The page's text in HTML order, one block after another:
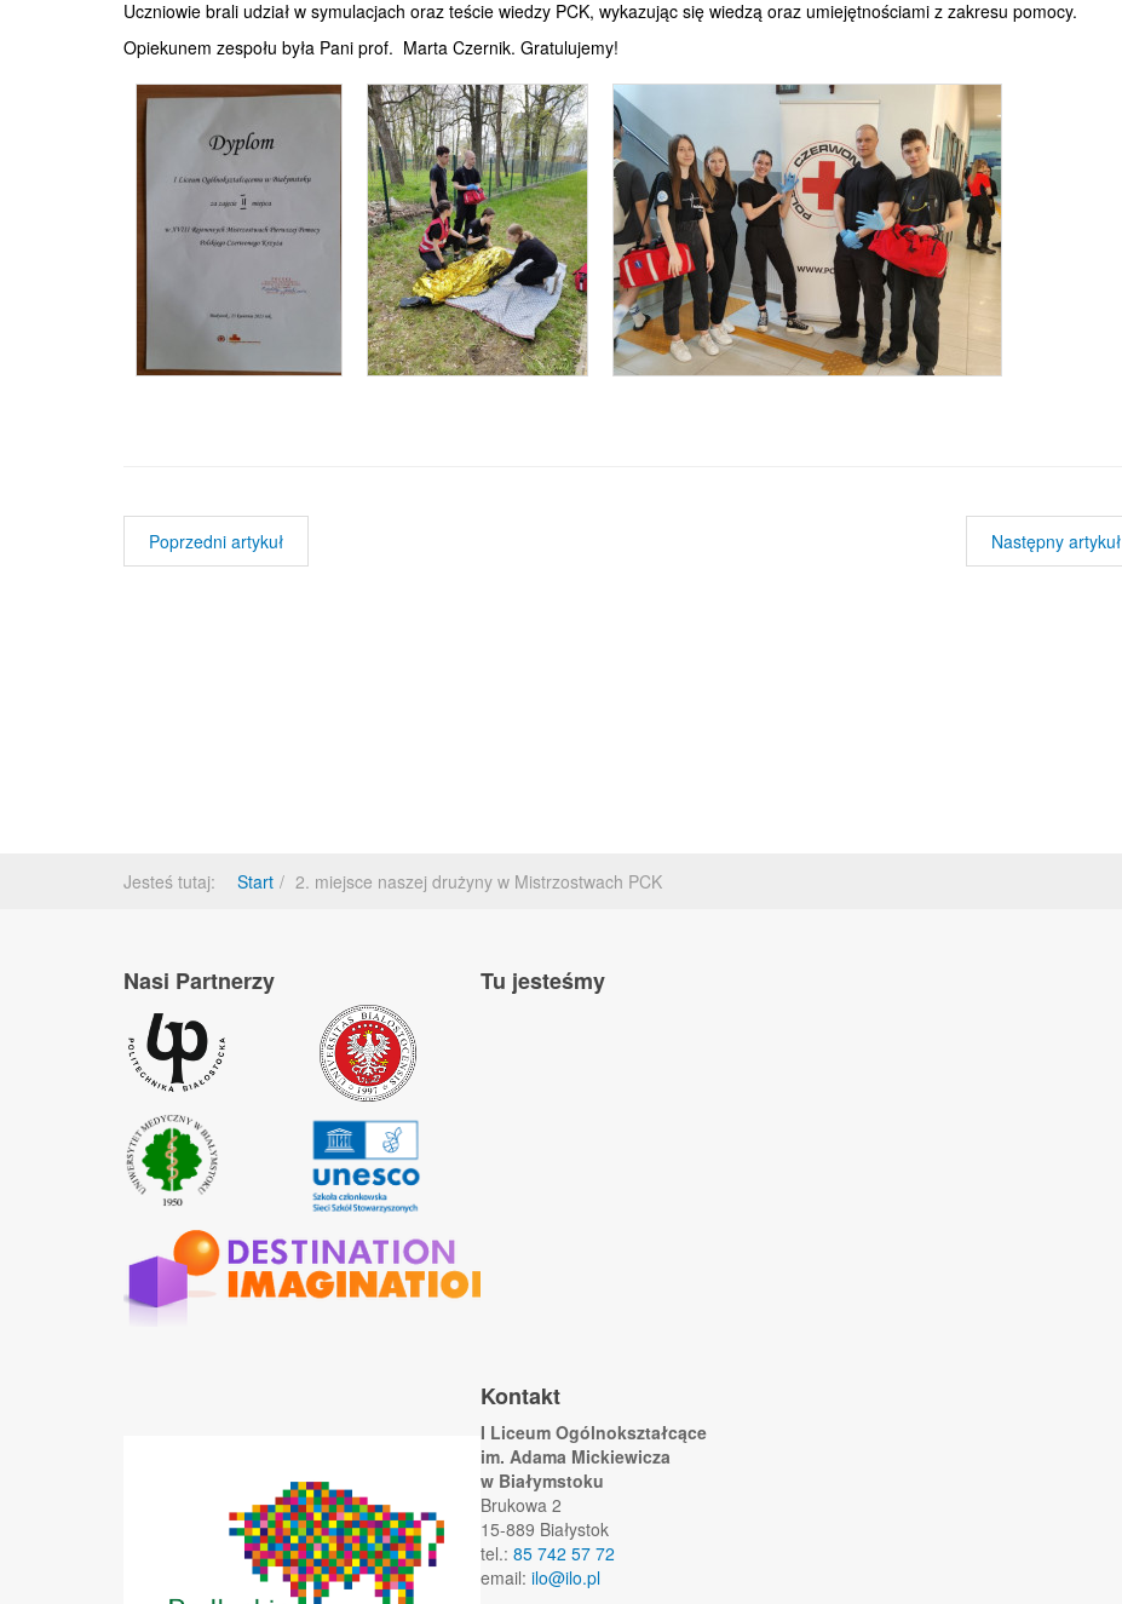
Uczniowie brali udział w symulacjach oraz teście wiedzy PCK, wykazując się wiedzą oraz umiejętnościami z zakresu pomocy.
Opiekunem zespołu była Pani prof. Marta Czernik. Gratulujemy!
Poprzedni artykuł Następny artykuł
Jesteś tutaj: Start 2. miejsce naszej drużyny w Mistrzostwach PCK
Nasi Partnerzy Tu jesteśmy
Kontakt
I Liceum Ogólnokształcące
im. Adama Mickiewicza
w Białymstoku
Brukowa 2
15-889 Białystok
tel.: 85 742 57 72
email: ilo@ilo.pl